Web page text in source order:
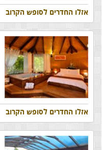
אזלו החדרים לסופש הקרוב
אזלו החדרים לסופש הקרוב